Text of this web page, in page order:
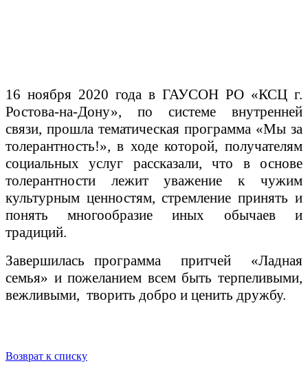
16 ноября 2020 года в ГАУСОН РО «КСЦ г.
Ростова-на-Дону», по системе внутренней
связи, прошла тематическая программа «Мы за
толерантность!», в ходе которой, получателям
социальных услуг рассказали, что в основе
толерантности лежит уважение к чужим
культурным ценностям, стремление принять и
понять многообразие иных обычаев и
традиций.
Завершилась программа притчей «Ладная
семья» и пожеланием всем быть терпеливыми,
вежливыми, творить добро и ценить дружбу.
Возврат к списку